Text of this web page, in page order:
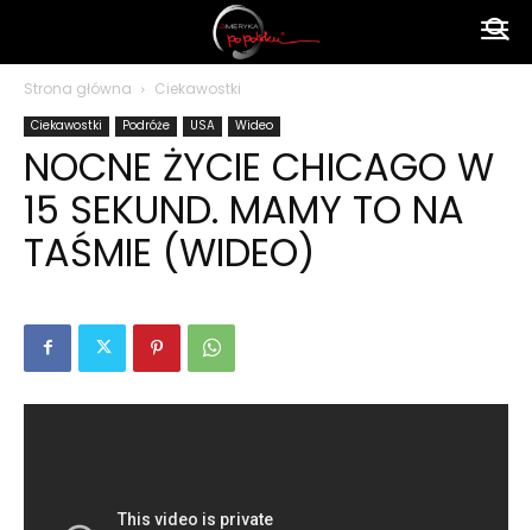
polsku
Strona główna Ciekawostki
Ciekawostki Podróże USA Wideo
NOCNE ŻYCIE CHICAGO W
15 SEKUND. MAMY TO NA
TAŚMIE (WIDEO)